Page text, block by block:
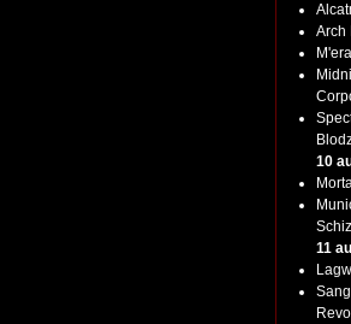
Arch
10
11